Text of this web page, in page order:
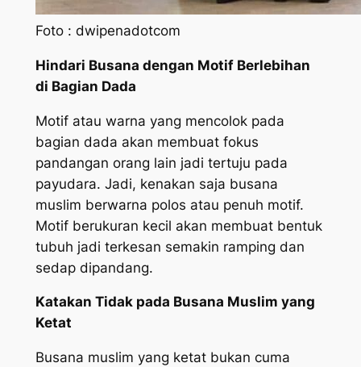
Foto : dwipenadotcom
Hindari Busana dengan Motif Berlebihan
di Bagian Dada
Motif atau warna yang mencolok pada
bagian dada akan membuat fokus
pandangan orang lain jadi tertuju pada
payudara. Jadi, kenakan saja busana
muslim berwarna polos atau penuh motif.
Motif berukuran kecil akan membuat bentuk
tubuh jadi terkesan semakin ramping dan
sedap dipandang.
Katakan Tidak pada Busana Muslim yang
Ketat
Busana muslim yang ketat bukan cuma